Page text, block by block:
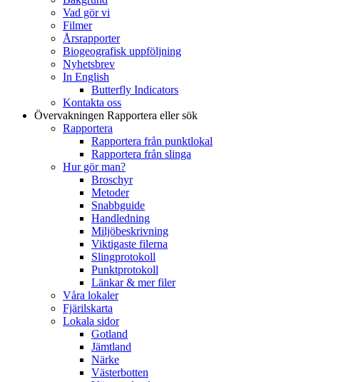
Vad gör vi
Filmer
Årsrapporter
Biogeografisk uppföljning
Nyhetsbrev
In English
Butterfly Indicators
Kontakta oss
Övervakningen Rapportera eller sök
Rapportera
Rapportera från punktlokal
Rapportera från slinga
Hur gör man?
Broschyr
Metoder
Snabbguide
Handledning
Miljöbeskrivning
Viktigaste filerna
Slingprotokoll
Punktprotokoll
Länkar & mer filer
Våra lokaler
Fjärilskarta
Lokala sidor
Gotland
Jämtland
Närke
Västerbotten